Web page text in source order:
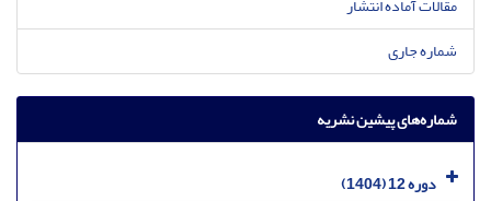
مقالات آماده انتشار
شماره جاری
شماره‌های پیشین نشریه
دوره 12 (1404)